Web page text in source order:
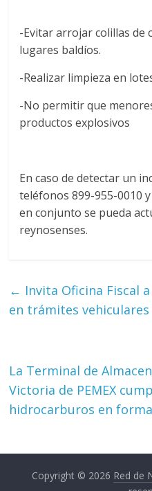
-Evitar arrojar colillas de
lugares baldíos.
-Realizar limpieza en
-No permitir que
productos explosivos
En caso de detectar un
teléfonos 899-955-0010
en conjunto se pueda
reynosenses.
← Invita Oficina Fiscal
en trámites vehiculares
La Terminal de
Victoria de PEMEX
hidrocarburos en
Copyright © 2026 Red de